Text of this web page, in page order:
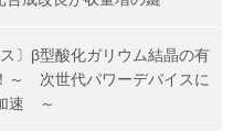
〕β型酸化ガリウム結晶の有
～ 次世代パワーデバイスに
速 ～